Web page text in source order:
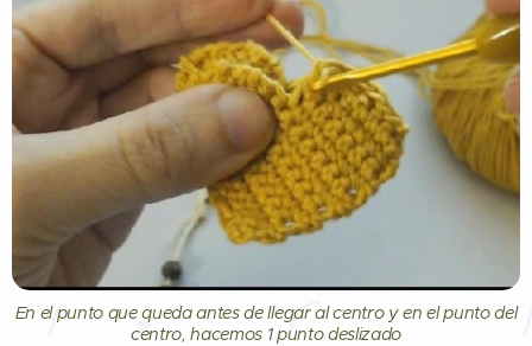
En el punto que queda antes de llegar al centro y en el punto del
centro, hacemos 1 punto deslizado